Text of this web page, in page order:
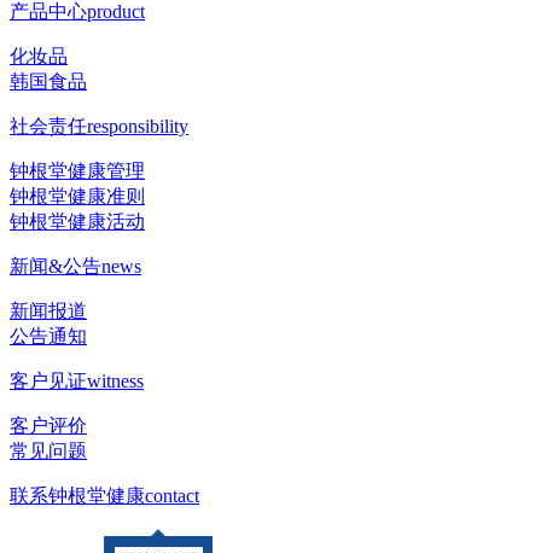
产品中心product
化妆品
韩国食品
社会责任responsibility
钟根堂健康管理
钟根堂健康准则
钟根堂健康活动
新闻&公告news
新闻报道
公告通知
客户见证witness
客户评价
常见问题
联系钟根堂健康contact